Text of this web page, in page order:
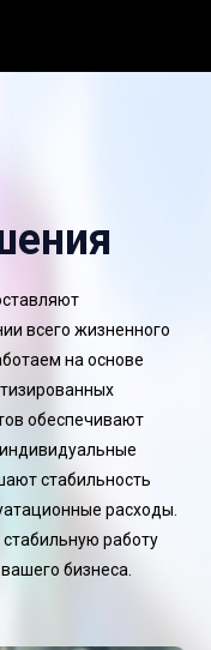
всего жизненного
на основе
обеспечивают
стабильность
расходы.
работу
бизнеса.